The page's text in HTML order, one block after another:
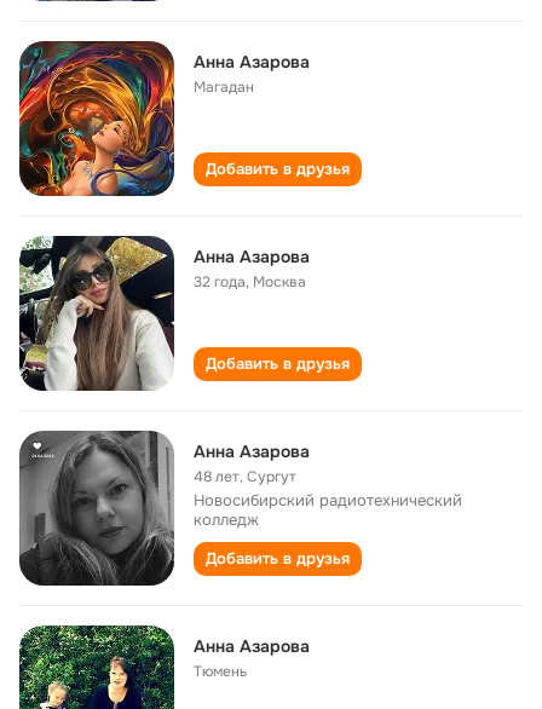
Анна Азарова
Магадан
Добавить в друзья
Анна Азарова
32 года, Москва
Добавить в друзья
Анна Азарова
48 лет,Сургут
Новосибирский радиотехнический
колледж
Добавить в друзья
Анна Азарова
Тюмень